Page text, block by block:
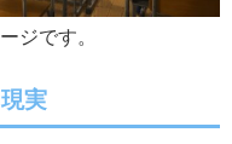
ジです。
実